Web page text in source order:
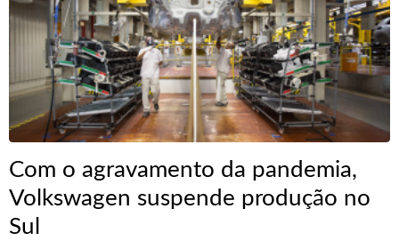
Com o agravamento da pandemia,
Volkswagen suspende produção no
Sul